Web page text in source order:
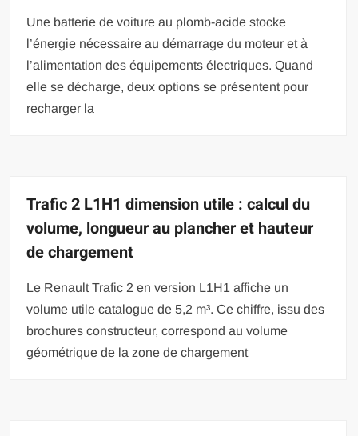
Une batterie de voiture au plomb-acide stocke
l’énergie nécessaire au démarrage du moteur et à
l’alimentation des équipements électriques. Quand
elle se décharge, deux options se présentent pour
recharger la
Trafic 2 L1H1 dimension utile : calcul du
volume, longueur au plancher et hauteur
de chargement
Le Renault Trafic 2 en version L1H1 affiche un
volume utile catalogue de 5,2 m³. Ce chiffre, issu des
brochures constructeur, correspond au volume
géométrique de la zone de chargement